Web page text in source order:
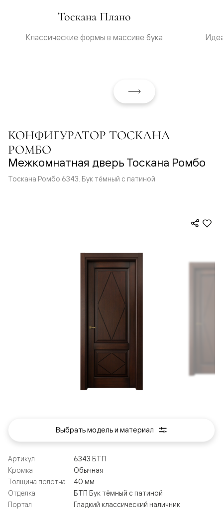
Тоскана Плано
Классические формы в массиве бука
КОНФИГУРАТОР ТОСКАНА
РОМБО
Межкомнатная дверь Тоскана Ромбо
Тоскана Ромбо 6343. Бук тёмный с патиной
Артикул
6343 БТП
Кромка
Обычная
Толщина полотна
40 мм
Отделка
БТП Бук тёмный с патиной
Портал
Гладкий классический наличник
Выбрать модель и материал